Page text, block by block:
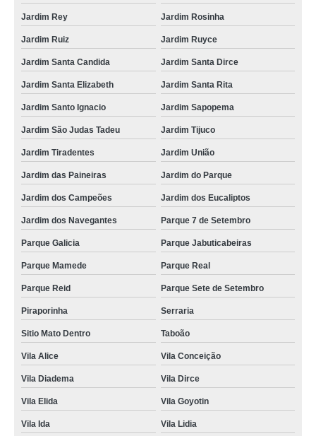
Jardim Rey Jardim Rosinha
Jardim Ruiz Jardim Ruyce
Jardim Santa Candida Jardim Santa Dirce
Jardim Santa Elizabeth Jardim Santa Rita
Jardim Santo Ignacio Jardim Sapopema
Jardim São Judas Tadeu Jardim Tijuco
Jardim Tiradentes Jardim União
Jardim das Paineiras Jardim do Parque
Jardim dos Campeões Jardim dos Eucaliptos
Jardim dos Navegantes Parque 7 de Setembro
Parque Galicia Parque Jabuticabeiras
Parque Mamede Parque Real
Parque Reid Parque Sete de Setembro
Piraporinha Serraria
Sitio Mato Dentro Taboão
Vila Alice Vila Conceição
Vila Diadema Vila Dirce
Vila Elida Vila Goyotin
Vila Ida Vila Lidia